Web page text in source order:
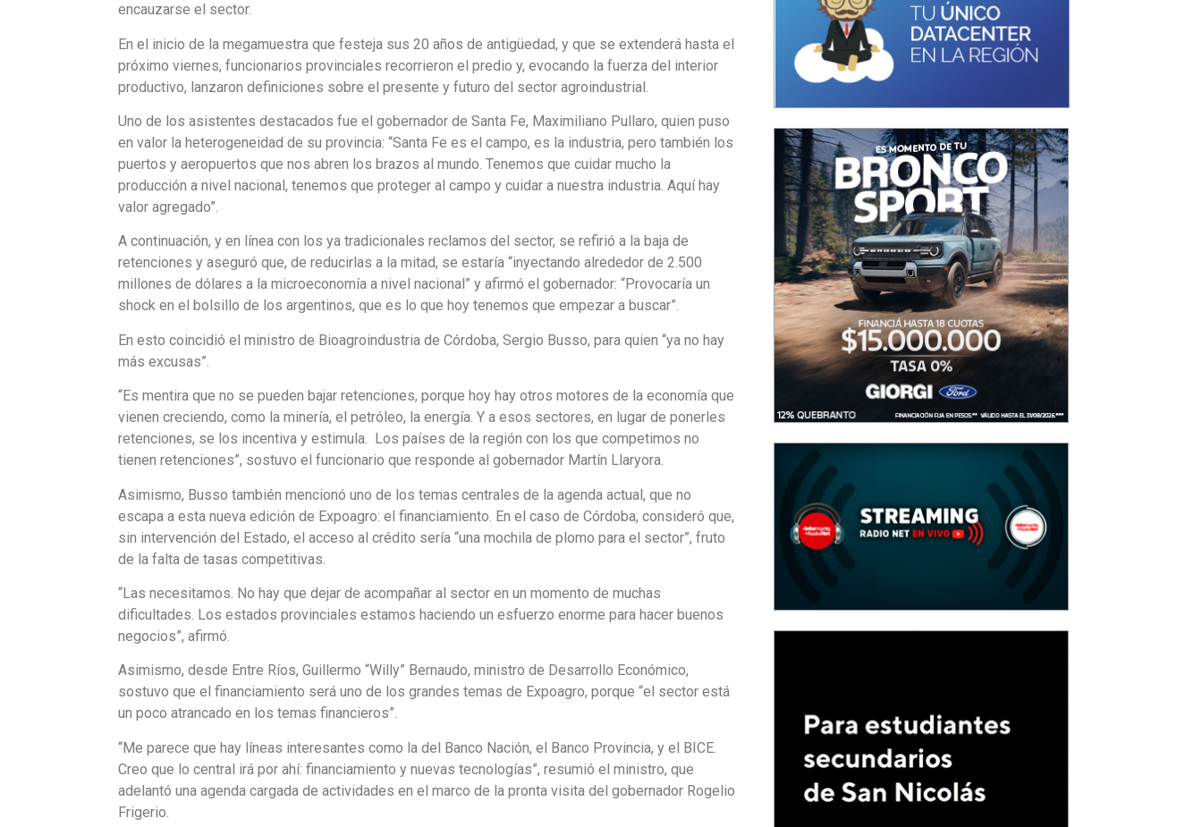
encauzarse el sector.
En el inicio de la megamuestra que festeja sus 20 años de antigüedad, y que se extenderá hasta el
próximo viernes, funcionarios provinciales recorrieron el predio y, evocando la fuerza del interior
productivo, lanzaron definiciones sobre el presente y futuro del sector agroindustrial.
Uno de los asistentes destacados fue el gobernador de Santa Fe, Maximiliano Pullaro, quien puso
en valor la heterogeneidad de su provincia: “Santa Fe es el campo, es la industria, pero también los
puertos y aeropuertos que nos abren los brazos al mundo. Tenemos que cuidar mucho la
producción a nivel nacional, tenemos que proteger al campo y cuidar a nuestra industria. Aquí hay
valor agregado”.
A continuación, y en línea con los ya tradicionales reclamos del sector, se refirió a la baja de
retenciones y aseguró que, de reducirlas a la mitad, se estaría “inyectando alrededor de 2.500
millones de dólares a la microeconomía a nivel nacional” y afirmó el gobernador: “Provocaría un
shock en el bolsillo de los argentinos, que es lo que hoy tenemos que empezar a buscar”.
En esto coincidió el ministro de Bioagroindustria de Córdoba, Sergio Busso, para quien “ya no hay
más excusas”.
“Es mentira que no se pueden bajar retenciones, porque hoy hay otros motores de la economía que
vienen creciendo, como la minería, el petróleo, la energía. Y a esos sectores, en lugar de ponerles
retenciones, se los incentiva y estimula. Los países de la región con los que competimos no
tienen retenciones”, sostuvo el funcionario que responde al gobernador Martín Llaryora.
Asimismo, Busso también mencionó uno de los temas centrales de la agenda actual, que no
escapa a esta nueva edición de Expoagro: el financiamiento. En el caso de Córdoba, consideró que,
sin intervención del Estado, el acceso al crédito sería “una mochila de plomo para el sector”, fruto
de la falta de tasas competitivas.
“Las necesitamos. No hay que dejar de acompañar al sector en un momento de muchas
dificultades. Los estados provinciales estamos haciendo un esfuerzo enorme para hacer buenos
negocios”, afirmó.
Asimismo, desde Entre Ríos, Guillermo “Willy” Bernaudo, ministro de Desarrollo Económico,
sostuvo que el financiamiento será uno de los grandes temas de Expoagro, porque “el sector está
un poco atrancado en los temas financieros”.
“Me parece que hay líneas interesantes como la del Banco Nación, el Banco Provincia, y el BICE.
Creo que lo central irá por ahí: financiamiento y nuevas tecnologías”, resumió el ministro, que
adelantó una agenda cargada de actividades en el marco de la pronta visita del gobernador Rogelio
Frigerio.